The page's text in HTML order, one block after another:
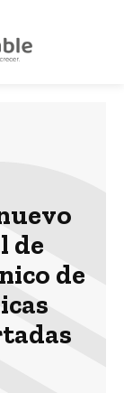
de
de